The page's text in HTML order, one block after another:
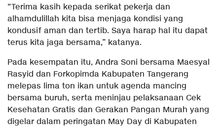
“Terima kasih kepada serikat pekerja dan
alhamdulillah kita bisa menjaga kondisi yang
kondusif aman dan tertib. Saya harap hal itu dapat
terus kita jaga bersama,” katanya.
Pada kesempatan itu, Andra Soni bersama Maesyal
Rasyid dan Forkopimda Kabupaten Tangerang
melepas lima ton ikan untuk agenda mancing
bersama buruh, serta meninjau pelaksanaan Cek
Kesehatan Gratis dan Gerakan Pangan Murah yang
digelar dalam peringatan May Day di Kabupaten